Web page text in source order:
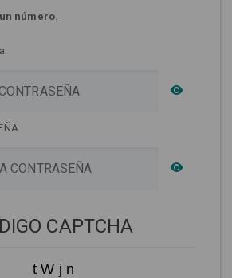
un número.
CAPTCHA
t W j n